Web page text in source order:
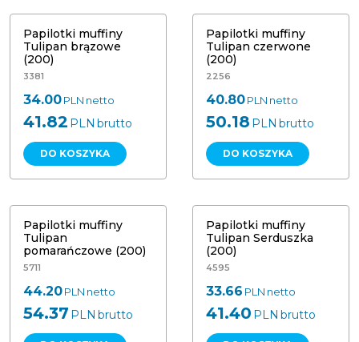
Papilotki muffiny
Tulipan brązowe
(200)
3381
34.00PLN netto
41.82 PLN brutto
DO KOSZYKA
Papilotki muffiny
Tulipan czerwone
(200)
2256
40.80PLN netto
50.18 PLN brutto
DO KOSZYKA
Papilotki muffiny Tulipan
Papilotki muffiny
Tulipan
pomarańczowe (200)
5711
44.20PLN netto
54.37 PLN brutto
Papilotki muffiny Tulipan Serduszka
Papilotki muffiny
Tulipan Serduszka
(200)
4595
33.66 PLN netto
41.40 PLN brutto